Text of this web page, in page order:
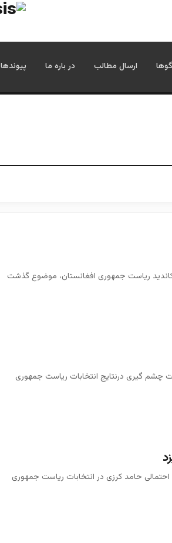
ارسال مطالب در باره ما پیوندها
ریاست جمهوری افغانستان، موضوع گذشت
چشم گیری درنتایج انتخابات ریاست جمهوری
حامد کرزی در انتخابات ریاست جمهوری